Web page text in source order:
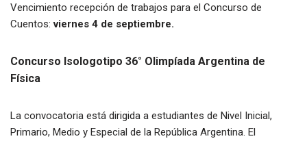
Vencimiento recepción de trabajos para el Concurso de
Cuentos:viernes 4 de septiembre.
Concurso Isologotipo 36° Olimpíada Argentina de
Física
La convocatoria está dirigida a estudiantes de Nivel Inicial,
Primario, Medio y Especial de la República Argentina. El